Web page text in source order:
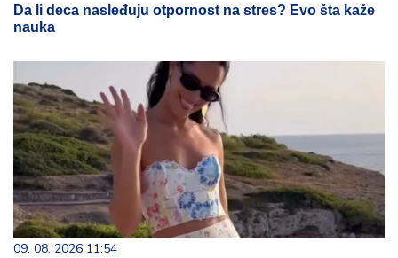
Da li deca nasleđuju otpornost na stres? Evo šta kaže
nauka
09. 08. 2026 11:54